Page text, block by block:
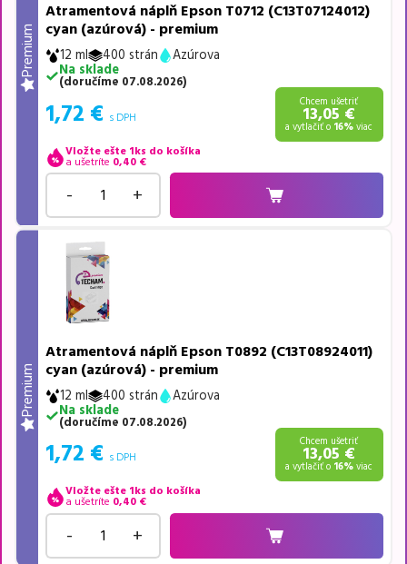
Premium
Atramentová náplň Epson T0712 (C13T07124012)
cyan (azúrová) - premium
12 ml 400 strán
Azúrova
Na sklade
(doručíme 07.08.2026)
1,72 € s DPH
Chcem ušetriť
13,05 €
a vytlačiť o 16% viac
Vložte ešte 1ks do košíka
a ušetríte 0,40 €
- +
Premium
Atramentová náplň Epson T0892 (C13T08924011)
cyan (azúrová) - premium
12 ml 400 strán
Azúrova
Na sklade
(doručíme 07.08.2026)
1,72 € s DPH
Chcem ušetriť
13,05 €
a vytlačiť o 16% viac
Vložte ešte 1ks do košíka
a ušetríte 0,40 €
- +